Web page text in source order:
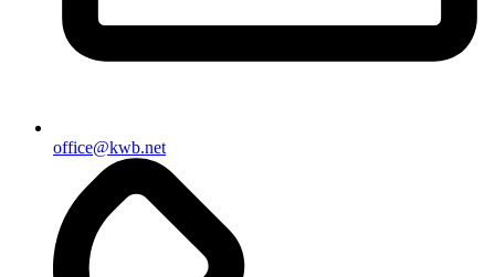
office@kwb.net